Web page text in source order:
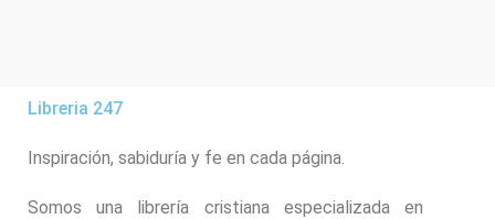
Libreria 247
Inspiración, sabiduría y fe en cada página.
Somos una librería cristiana especializada en